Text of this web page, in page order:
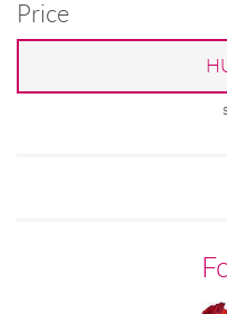
Price